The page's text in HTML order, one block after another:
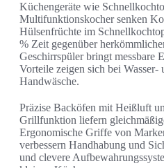
Küchengeräte wie
Multifunktionskocher senken
Hülsenfrüchte im
% Zeit gegenüber
Geschirrspüler bringt messbare
Vorteile zeigen sich bei Wasser-
Handwäsche.
Präzise Backöfen mit Heißluft
Grillfunktion liefern
Ergonomische Griffe von
verbessern Handhabung und
und clevere